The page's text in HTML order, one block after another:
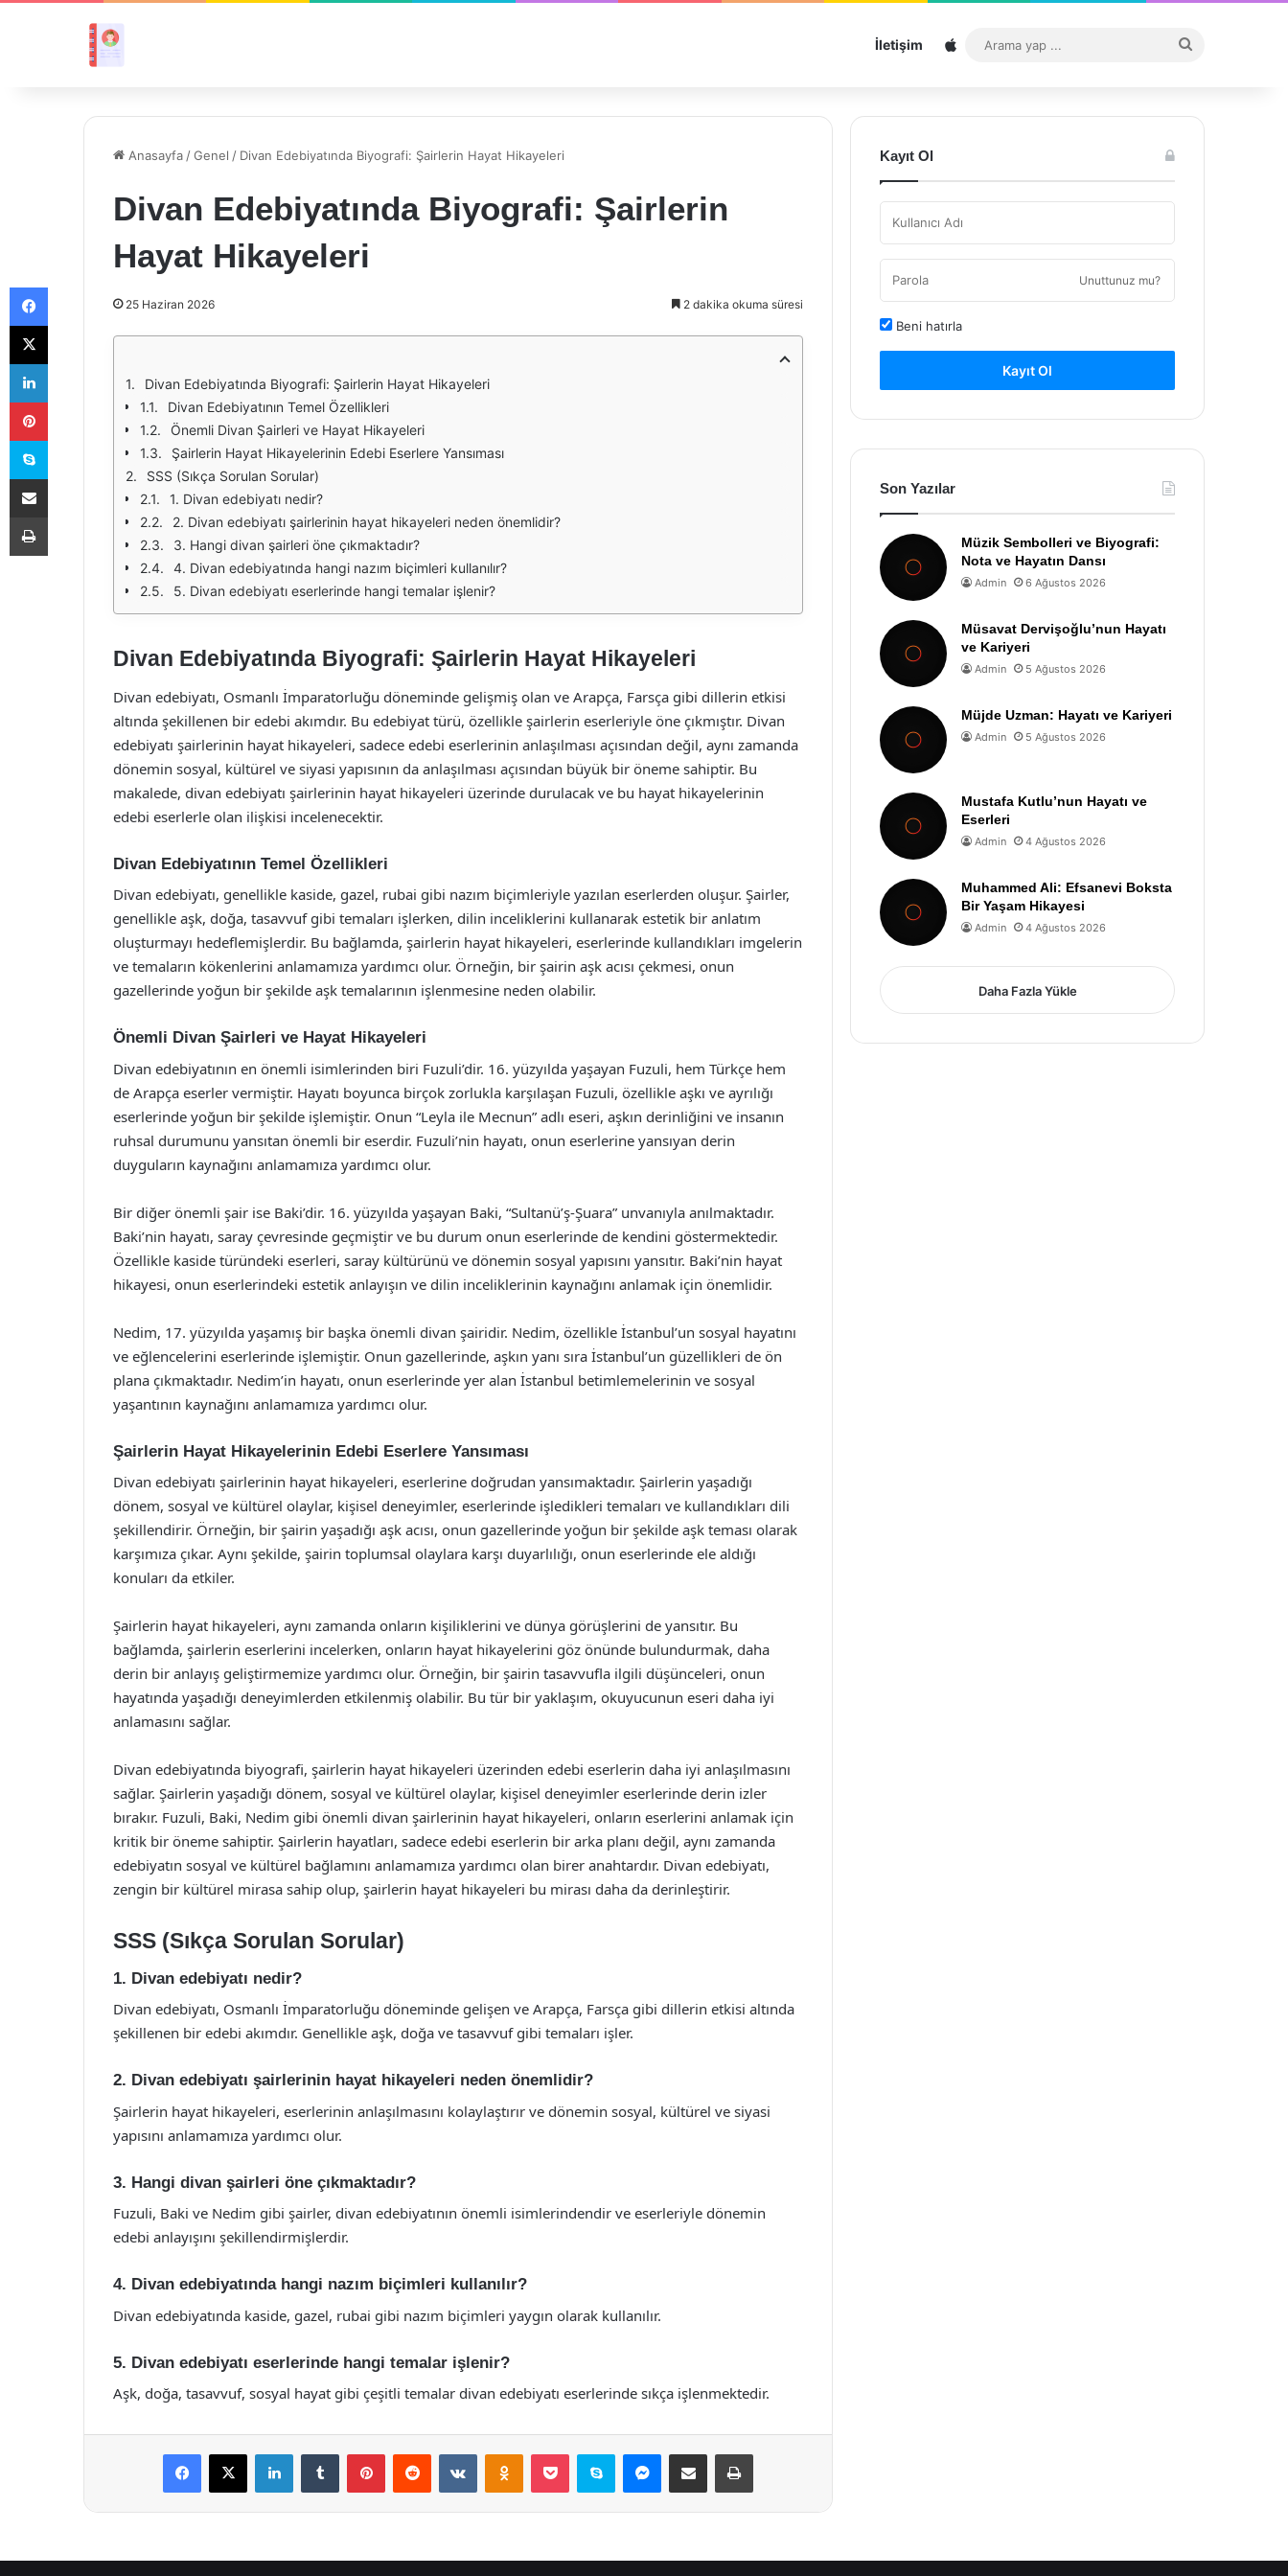
İletişim Sitemap
...
Anasayfa /Genel / Divan Edebiyatında Biyografi: Şairlerin Hayat Hikayeleri
Divan Edebiyatında Biyografi: Şairlerin
Hayat Hikayeleri
25 Haziran 2026 2 dakika okuma süresi
Divan Edebiyatında Biyografi: Şairlerin Hayat Hikayeleri
Divan Edebiyatının Temel Özellikleri
Önemli Divan Şairleri ve Hayat Hikayeleri
Şairlerin Hayat Hikayelerinin Edebi Eserlere Yansıması
SSS (Sıkça Sorulan Sorular)
1. Divan edebiyatı nedir?
2. Divan edebiyatı şairlerinin hayat hikayeleri neden önemlidir?
3. Hangi divan şairleri öne çıkmaktadır?
4. Divan edebiyatında hangi nazım biçimleri kullanılır?
5. Divan edebiyatı eserlerinde hangi temalar işlenir?
Divan Edebiyatında Biyografi: Şairlerin Hayat Hikayeleri
Divan edebiyatı, Osmanlı İmparatorluğu döneminde gelişmiş olan ve Arapça, Farsça gibi dillerin etkisi
altında şekillenen bir edebi akımdır. Bu edebiyat türü, özellikle şairlerin eserleriyle öne çıkmıştır. Divan
edebiyatı şairlerinin hayat hikayeleri, sadece edebi eserlerinin anlaşılması açısından değil, aynı zamanda
dönemin sosyal, kültürel ve siyasi yapısının da anlaşılması açısından büyük bir öneme sahiptir. Bu
makalede, divan edebiyatı şairlerinin hayat hikayeleri üzerinde durulacak ve bu hayat hikayelerinin
edebi eserlerle olan ilişkisi incelenecektir.
Divan Edebiyatının Temel Özellikleri
Divan edebiyatı, genellikle kaside, gazel, rubai gibi nazım biçimleriyle yazılan eserlerden oluşur. Şairler,
genellikle aşk, doğa, tasavvuf gibi temaları işlerken, dilin inceliklerini kullanarak estetik bir anlatım
oluşturmayı hedeflemişlerdir. Bu bağlamda, şairlerin hayat hikayeleri, eserlerinde kullandıkları imgelerin
ve temaların kökenlerini anlamamıza yardımcı olur. Örneğin, bir şairin aşk acısı çekmesi, onun
gazellerinde yoğun bir şekilde aşk temalarının işlenmesine neden olabilir.
Önemli Divan Şairleri ve Hayat Hikayeleri
Divan edebiyatının en önemli isimlerinden biri Fuzuli’dir. 16. yüzyılda yaşayan Fuzuli, hem Türkçe hem
de Arapça eserler vermiştir. Hayatı boyunca birçok zorlukla karşılaşan Fuzuli, özellikle aşkı ve ayrılığı
eserlerinde yoğun bir şekilde işlemiştir. Onun “Leyla ile Mecnun” adlı eseri, aşkın derinliğini ve insanın
ruhsal durumunu yansıtan önemli bir eserdir. Fuzuli’nin hayatı, onun eserlerine yansıyan derin
duyguların kaynağını anlamamıza yardımcı olur.
Bir diğer önemli şair ise Baki’dir. 16. yüzyılda yaşayan Baki, “Sultanü’ş-Şuara” unvanıyla anılmaktadır.
Baki’nin hayatı, saray çevresinde geçmiştir ve bu durum onun eserlerinde de kendini göstermektedir.
Özellikle kaside türündeki eserleri, saray kültürünü ve dönemin sosyal yapısını yansıtır. Baki’nin hayat
hikayesi, onun eserlerindeki estetik anlayışın ve dilin inceliklerinin kaynağını anlamak için önemlidir.
Nedim, 17. yüzyılda yaşamış bir başka önemli divan şairidir. Nedim, özellikle İstanbul’un sosyal hayatını
ve eğlencelerini eserlerinde işlemiştir. Onun gazellerinde, aşkın yanı sıra İstanbul’un güzellikleri de ön
plana çıkmaktadır. Nedim’in hayatı, onun eserlerinde yer alan İstanbul betimlemelerinin ve sosyal
yaşantının kaynağını anlamamıza yardımcı olur.
Şairlerin Hayat Hikayelerinin Edebi Eserlere Yansıması
Divan edebiyatı şairlerinin hayat hikayeleri, eserlerine doğrudan yansımaktadır. Şairlerin yaşadığı
dönem, sosyal ve kültürel olaylar, kişisel deneyimler, eserlerinde işledikleri temaları ve kullandıkları dili
şekillendirir. Örneğin, bir şairin yaşadığı aşk acısı, onun gazellerinde yoğun bir şekilde aşk teması olarak
karşımıza çıkar. Aynı şekilde, şairin toplumsal olaylara karşı duyarlılığı, onun eserlerinde ele aldığı
konuları da etkiler.
Şairlerin hayat hikayeleri, aynı zamanda onların kişiliklerini ve dünya görüşlerini de yansıtır. Bu
bağlamda, şairlerin eserlerini incelerken, onların hayat hikayelerini göz önünde bulundurmak, daha
derin bir anlayış geliştirmemize yardımcı olur. Örneğin, bir şairin tasavvufla ilgili düşünceleri, onun
hayatında yaşadığı deneyimlerden etkilenmiş olabilir. Bu tür bir yaklaşım, okuyucunun eseri daha iyi
anlamasını sağlar.
Divan edebiyatında biyografi, şairlerin hayat hikayeleri üzerinden edebi eserlerin daha iyi anlaşılmasını
sağlar. Şairlerin yaşadığı dönem, sosyal ve kültürel olaylar, kişisel deneyimler eserlerinde derin izler
bırakır. Fuzuli, Baki, Nedim gibi önemli divan şairlerinin hayat hikayeleri, onların eserlerini anlamak için
kritik bir öneme sahiptir. Şairlerin hayatları, sadece edebi eserlerin bir arka planı değil, aynı zamanda
edebiyatın sosyal ve kültürel bağlamını anlamamıza yardımcı olan birer anahtardır. Divan edebiyatı,
zengin bir kültürel mirasa sahip olup, şairlerin hayat hikayeleri bu mirası daha da derinleştirir.
SSS (Sıkça Sorulan Sorular)
1. Divan edebiyatı nedir?
Divan edebiyatı, Osmanlı İmparatorluğu döneminde gelişen ve Arapça, Farsça gibi dillerin etkisi altında
şekillenen bir edebi akımdır. Genellikle aşk, doğa ve tasavvuf gibi temaları işler.
2. Divan edebiyatı şairlerinin hayat hikayeleri neden önemlidir?
Şairlerin hayat hikayeleri, eserlerinin anlaşılmasını kolaylaştırır ve dönemin sosyal, kültürel ve siyasi
yapısını anlamamıza yardımcı olur.
3. Hangi divan şairleri öne çıkmaktadır?
Fuzuli, Baki ve Nedim gibi şairler, divan edebiyatının önemli isimlerindendir ve eserleriyle dönemin
edebi anlayışını şekillendirmişlerdir.
4. Divan edebiyatında hangi nazım biçimleri kullanılır?
Divan edebiyatında kaside, gazel, rubai gibi nazım biçimleri yaygın olarak kullanılır.
5. Divan edebiyatı eserlerinde hangi temalar işlenir?
Aşk, doğa, tasavvuf, sosyal hayat gibi çeşitli temalar divan edebiyatı eserlerinde sıkça işlenmektedir.
Facebook
X LinkedInTumblr PinterestReddit VKontakteOdnoklassniki
Pocket Skype Messenger
E-Posta ile paylaş Yazdır
Kayıt Ol
Unuttunuz mu?
Beni hatırla
Kayıt Ol
Son Yazılar
Müzik Sembolleri ve Biyografi:
Nota ve Hayatın Dansı
Admin 6 Ağustos 2026
Müsavat Dervişoğlu’nun Hayatı
ve Kariyeri
Admin 5 Ağustos 2026
Müjde Uzman: Hayatı ve Kariyeri
Admin 5 Ağustos 2026
Mustafa Kutlu’nun Hayatı ve
Eserleri
Admin 4 Ağustos 2026
Muhammed Ali: Efsanevi Boksta
Bir Yaşam Hikayesi
Admin 4 Ağustos 2026
Daha Fazla Yükle
Facebook
X
LinkedIn
Pinterest
Skype
E-Posta ile paylaş